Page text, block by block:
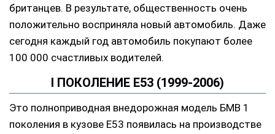
британцев. В результате, общественность очень
положительно восприняла новый автомобиль. Даже
сегодня каждый год автомобиль покупают более
100 000 счастливых водителей.
I ПОКОЛЕНИЕ E53 (1999-2006)
Это полноприводная внедорожная модель БМВ 1
поколения в кузове Е53 появилась на производстве